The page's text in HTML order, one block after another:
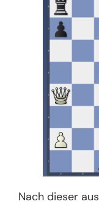
Nach dieser